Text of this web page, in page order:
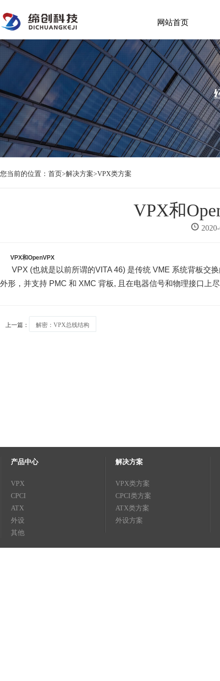
网站首页
您当前的位置： 首页>解决方案>VPX类方案
VPX和
VPX和OpenVPX
VPX (也就是以前所谓的VITA 46) 是传统 VME 系统背板交
外形，并支持 PMC 和 XMC 背板, 且在电器信号和物理接口上
上一篇： 解密：VPX总线结构
产品中心
VPX
CPCI
ATX
外设
其他
解决方案
VPX类方案
CPCI类方案
ATX类方案
外设方案